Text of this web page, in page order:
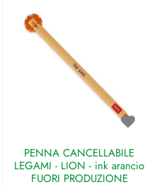
PENNA CANCELLABILE
LEGAMI - LION - ink arancio
FUORI PRODUZIONE